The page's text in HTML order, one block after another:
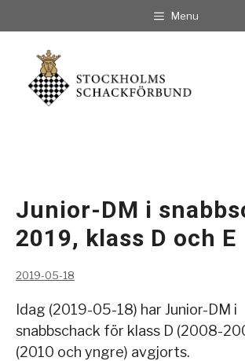
till
innehåll
Menu
Junior-DM i
2019, klass D och E
2019-05-18
Idag (2019-05-18) har Junior-DM i
snabbschack för klass D (2008-
(2010 och yngre) avgjorts.